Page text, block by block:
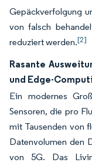
Gepäckverfolgung
von falsch
reduziert werden.[2]
Rasante
und Edge-
Ein modernes
Sensoren, die pro
mit Tausenden von
Datenvolumen den
von 5G. Das